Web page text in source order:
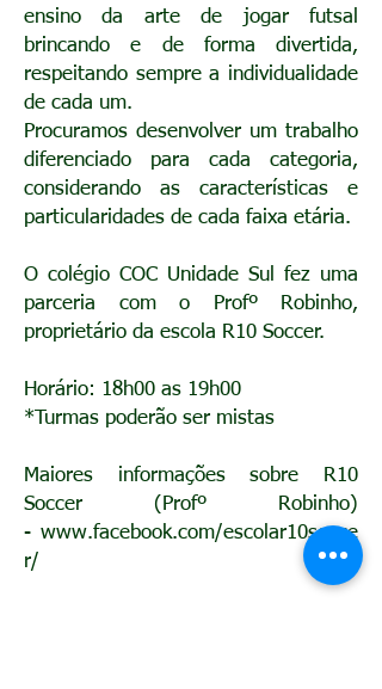
ensino da arte de jogar futsal
brincando e de forma divertida,
respeitando sempre a individualidade
de cada um.
Procuramos desenvolver um trabalho
diferenciado para cada categoria,
considerando as características e
particularidades de cada faixa etária.
O colégio COC Unidade Sul fez uma
parceria com o Profº Robinho,
proprietário da escola R10 Soccer.
Horário: 18h00 as 19h00
*Turmas poderão ser mistas
Maiores informações sobre R10
Soccer (Profº Robinho)
- www.facebook.com/escolar10socce
r/